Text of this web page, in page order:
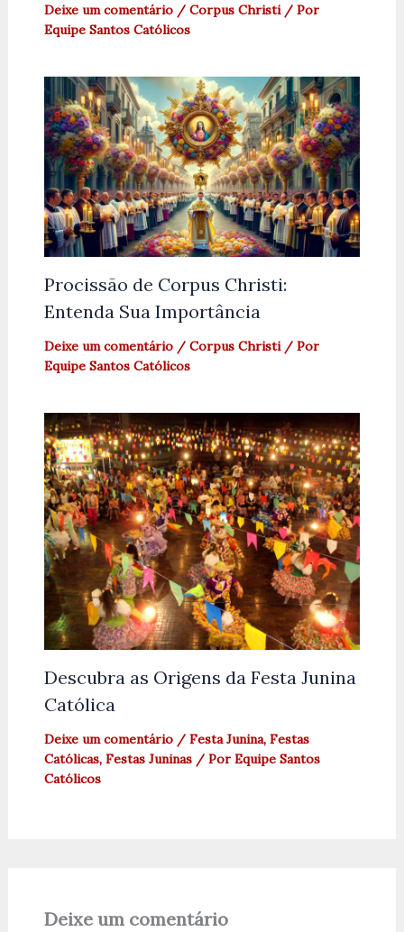
Deixe um comentário / Corpus Christi/ Por
Equipe Santos Católicos
Procissão de Corpus Christi:
Entenda Sua Importância
Deixe um comentário / Corpus Christi/ Por
Equipe Santos Católicos
Descubra as Origens da Festa Junina
Católica
Deixe um comentário / Festa Junina, Festas
Católicas, Festas Juninas/ Por Equipe Santos
Católicos
Deixe um comentário